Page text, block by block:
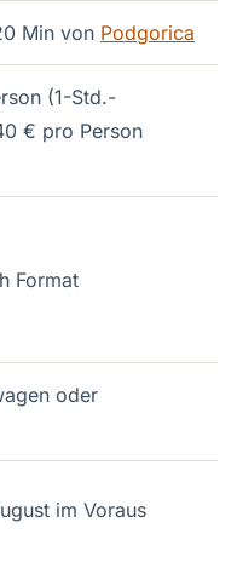
Min von Podgorica
(1-Std.-
€ pro Person
Format
oder
im Voraus